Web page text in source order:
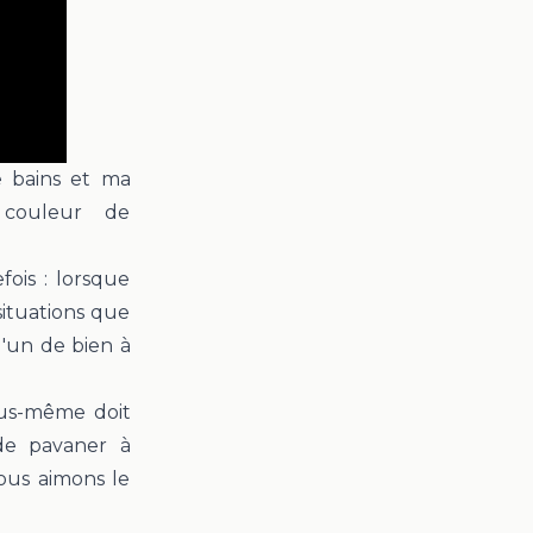
bains et ma
de
: lorsque
que
de bien à
même doit
pavaner à
aimons le